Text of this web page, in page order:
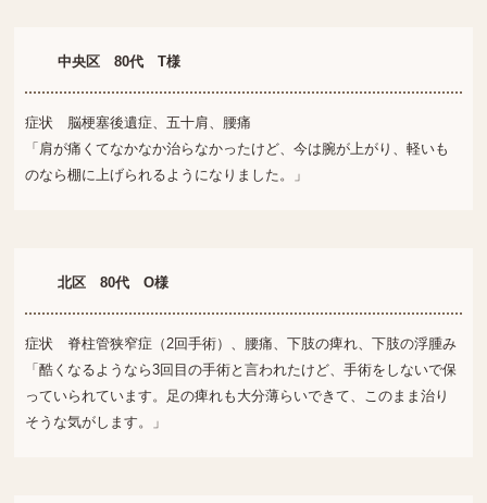
中央区 80代 T様
症状 脳梗塞後遺症、五十肩、腰痛
「肩が痛くてなかなか治らなかったけど、今は腕が上がり、軽いも
のなら棚に上げられるようになりました。」
北区 80代 O様
症状 脊柱管狭窄症（2回手術）、腰痛、下肢の痺れ、下肢の浮腫み
「酷くなるようなら3回目の手術と言われたけど、手術をしないで保
っていられています。足の痺れも大分薄らいできて、このまま治り
そうな気がします。」